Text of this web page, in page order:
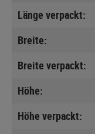
Länge verpackt:
Breite:
Breite verpackt:
Höhe:
Höhe verpackt: